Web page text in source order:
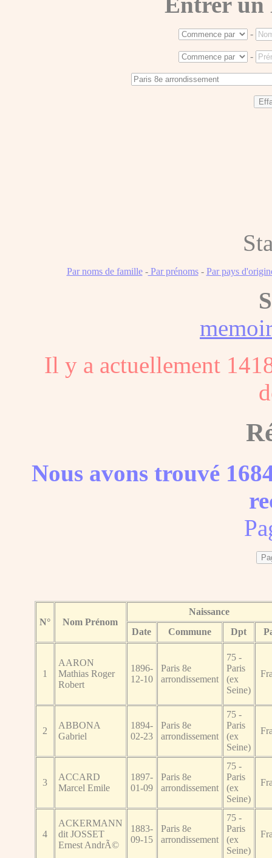
-
-
Par noms de famille-Par prénoms- Par pays
Il y a actuellement
Nous avons trouvé
N° Nom Prénom
Naissance
Date
Commune Dpt
1
AARON
Mathias Roger
Robert
1896-
12-10
Paris 8e
arrondissement
75 -
Paris
(ex
Seine)
2
ABBONA
Gabriel
1894-
02-23
Paris 8e
arrondissement
75 -
Paris
(ex
Seine)
3
ACCARD
Marcel Emile
1897-
01-09
Paris 8e
arrondissement
75 -
Paris
(ex
Seine)
4
ACKERMANN
dit JOSSET
Ernest AndrÃ©
1883-
09-15
Paris 8e
arrondissement
75 -
Paris
(ex
Seine)